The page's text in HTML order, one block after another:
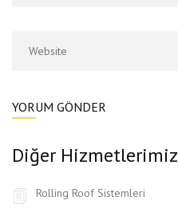
Diğer Hizmetlerimiz
Rolling Roof Sistemleri